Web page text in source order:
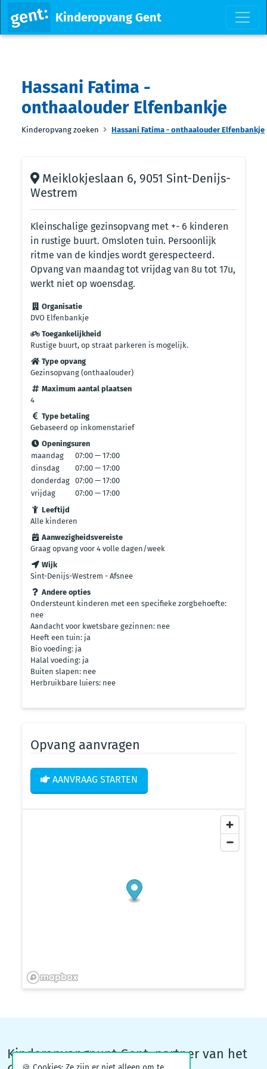
Kinderopvang Gent
Hassani Fatima -
onthaalouder Elfenbankje
Kinderopvang zoeken Hassani Fatima - onthaalouder Elfenbankje
Meiklokjeslaan 6, 9051 Sint-Denijs-
Westrem
Kleinschalige gezinsopvang met +- 6 kinderen
in rustige buurt. Omsloten tuin. Persoonlijk
ritme van de kindjes wordt gerespecteerd.
Opvang van maandag tot vrijdag van 8u tot 17u,
werkt niet op woensdag.
Organisatie
DVO Elfenbankje
Toegankelijkheid
Rustige buurt, op straat parkeren is mogelijk.
Type opvang
Gezinsopvang (onthaalouder)
Maximum aantal plaatsen
4
Type betaling
Gebaseerd op inkomenstarief
Openingsuren
maandag
07:00 — 17:00
dinsdag
07:00 — 17:00
donderdag 07:00 — 17:00
vrijdag
07:00 — 17:00
Leeftijd
Alle kinderen
Aanwezigheidsvereiste
Graag opvang voor 4 volle dagen/week
Wijk
Sint-Denijs-Westrem - Afsnee
Andere opties
Ondersteunt kinderen met een specifieke zorgbehoefte:
nee
Aandacht voor kwetsbare gezinnen: nee
Heeft een tuin: ja
Bio voeding: ja
Halal voeding: ja
Buiten slapen: nee
Herbruikbare luiers: nee
Opvang aanvragen
AANVRAAG STARTEN
Kinderopvangpunt Gent, partner van het